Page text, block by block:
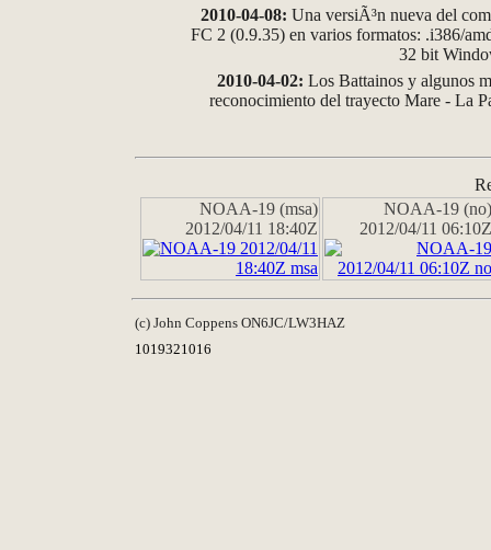
2010-04-08: Una versiÃ³n nueva del
FC 2 (0.9.35) en varios formatos: .i386/
32 bit
2010-04-02: Los Battainos y algunos
reconocimiento del trayecto Mare - La
NOAA-19 (msa)
2012/04/11 18:40Z
NOAA-19 (no)
2012/04/11 06:10Z
(c) John Coppens ON6JC/LW3HAZ
1019321016